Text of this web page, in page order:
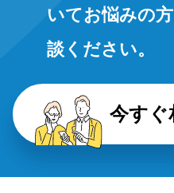
開示等のお求め
当個人情報の利
利用の停止・消
提供の停止（「
す。）を受け付
いてお悩みの
談ください。
今すぐ